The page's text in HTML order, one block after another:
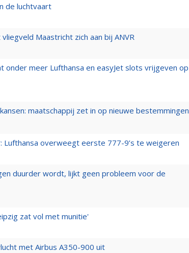
de luchtvaart
Maastricht zich aan bij ANVR
meer Lufthansa en easyJet slots vrijgeven op
maatschappij zet in op nieuwe bestemmingen
Lufthansa overweegt eerste 777-9’s te weigeren
duurder wordt, lijkt geen probleem voor de
zat vol met munitie'
met Airbus A350-900 uit